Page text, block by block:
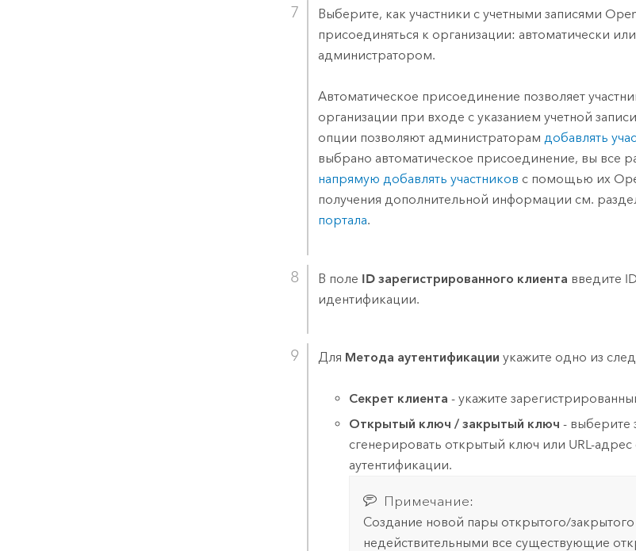
Выберите, как участники с учетными записями
присоединяться к организации: автоматически
администратором.
Автоматическое присоединение позволяет
организации при входе с указанием учетной записи
опции позволяют администраторамдобавлять
выбрано автоматическое присоединение, вы все
напрямую добавлять участников с помощью их
получения дополнительной информации см.
портала.
В поле ID зарегистрированного клиента введите
идентификации.
Для Метода аутентификации укажите одно из
Секрет клиента - укажите
Открытый ключ / закрытый ключ - выберите
сгенерировать открытый ключ или URL-
аутентификации.
Примечание:
Создание новой пары открытого/
недействительными все существующие